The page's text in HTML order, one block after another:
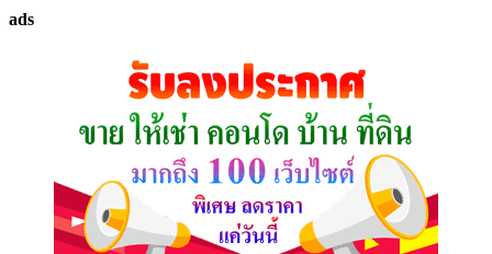
ที่
ads